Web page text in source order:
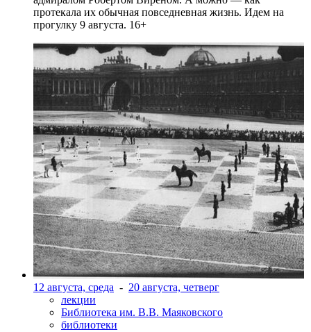
протекала их обычная повседневная жизнь. Идем на
прогулку 9 августа. 16+
12 августа, среда - 20 августа, четверг
лекции
Библиотека им. В.В. Маяковского
библиотеки